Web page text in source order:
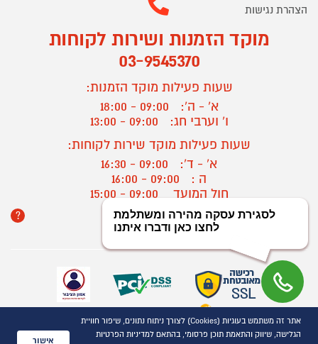
הצהרת נגישות
מוקד הזמנות ושירות לקוחות
03-9545370
שעות פעילות מוקד הזמנות:
א' - ה':
09:00 - 18:00
ו' וערבי חג:
09:00 - 13:00
שעות פעילות מוקד שירות לקוחות:
א' - ד':
09:00 - 16:30
ה :
09:00 - 16:00
חול המועד
? יצירת קשר/ביטול הזמנה
כל הזכויות שמורות P1000© 2021
התמונות להמחשה בלבד
אתר זה משתמש בעוגיות (Cookies) לצורך ניתוח נתונים, שיפור חוויית
הגלישה, שיווק והתאמת תוכן פרסומי, בהתאם למדיניות הפרטיות
אישור